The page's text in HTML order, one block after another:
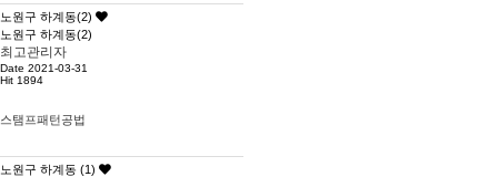
노원구 하계동(2)
노원구 하계동(2)
최고관리자
Date 2021-03-31
Hit 1894
스탬프패턴공법
노원구 하계동 (1)